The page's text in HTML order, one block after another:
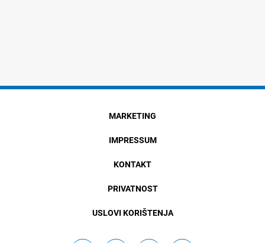
MARKETING
IMPRESSUM
KONTAKT
PRIVATNOST
USLOVI KORIŠTENJA